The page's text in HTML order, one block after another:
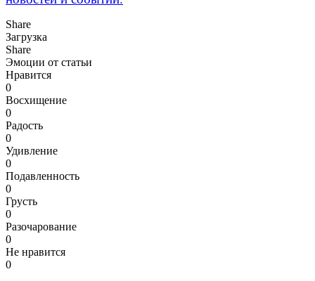
Share
Загрузка
Share
Эмоции от статьи
Нравится
0
Восхищение
0
Радость
0
Удивление
0
Подавленность
0
Грусть
0
Разочарование
0
Не нравится
0